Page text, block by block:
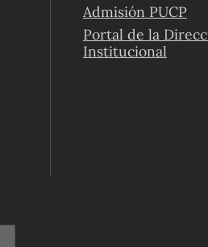
Admisión PUCP
Portal de la
Institucional